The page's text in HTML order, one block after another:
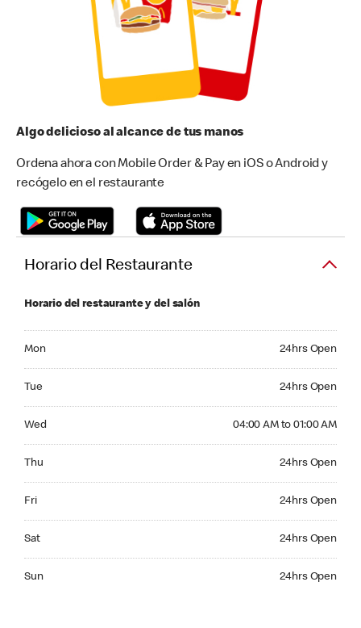
Algo delicioso al alcance de tus manos
Ordena ahora con Mobile Order & Pay en iOS o Android y
recógelo en el restaurante
Horario del Restaurante
Horario del restaurante y del salón
Mon 24hrs Open
Tue 24hrs Open
Wed 04:00 AM to 01:00 AM
Thu 24hrs Open
Fri 24hrs Open
Sat 24hrs Open
Sun 24hrs Open